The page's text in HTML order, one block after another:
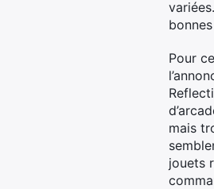
Pour
mais
jouets